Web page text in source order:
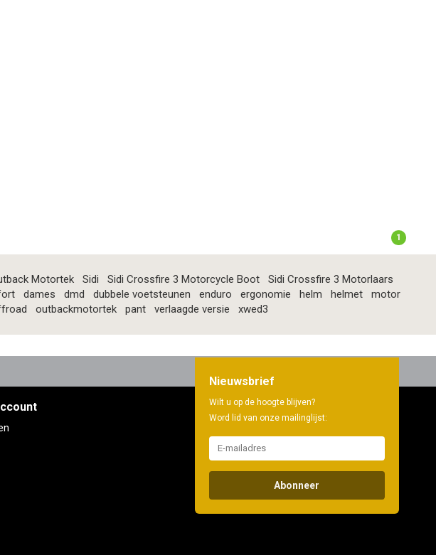
1
Motortek Sidi Sidi Crossfire 3 Motorcycle Boot
Sidi Crossfire 3 Motorlaars
dames dmd dubbele voetsteunen enduro ergonomie helm helmet
motor
outbackmotortek pant verlaagde versie xwed3
Nieuwsbrief
Wilt u op de hoogte blijven?
Word lid van onze mailinglijst:
Abonneer